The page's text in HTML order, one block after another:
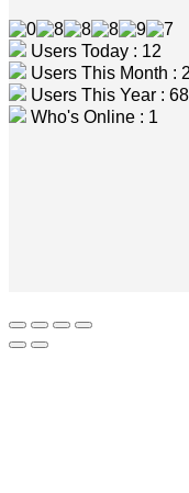
Users Today : 12
Users This Month :
Users This Year :
Who's Online : 1